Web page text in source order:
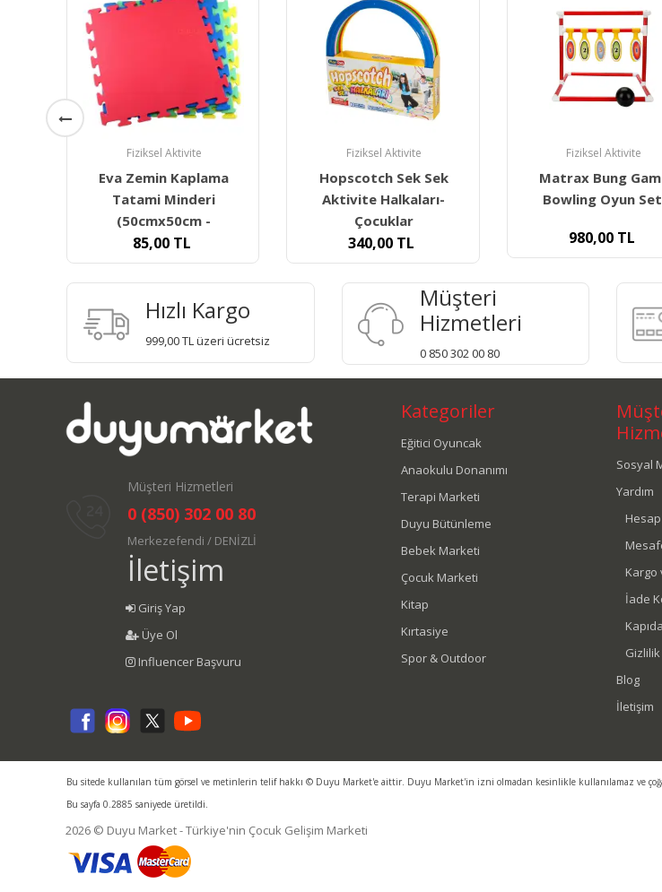
Fiziksel Aktivite
Hopscotch Sek Sek
Aktivite Halkaları-
Çocuklar
340,00 TL
Fiziksel Aktivite
Matrax Bung Game
Bowling Oyun Seti
980,00 TL
Fiziksel Aktivite
Kırlent Köşe Minder
270
4.080,00TL
Hızlı Kargo
999,00 TL üzeri ücretsiz
Müşteri
Hizmetleri
0 850 302 00 80
Müşteri Hizmetleri
0 (850) 302 00 80
Merkezefendi / DENİZLİ
İletişim
Giriş Yap
Üye Ol
Influencer Başvuru
Kategoriler
Eğitici Oyuncak
Anaokulu Donanımı
Terapi Marketi
Duyu Bütünleme
Bebek Marketi
Çocuk Marketi
Kitap
Kırtasiye
Spor & Outdoor
Sosyal
Yardım
Kargo
İade
Blog
İletişim
Bu sitede kullanılan tüm görsel ve metinlerin telif hakkı © Duyu Market'e aittir. Duyu Market'in izni olmadan kesinlikle kullanılamaz ve
Bu sayfa 0.2885 saniyede üretildi.
2026 © Duyu Market - Türkiye'nin Çocuk Gelişim Marketi